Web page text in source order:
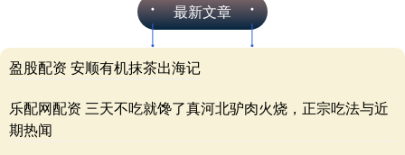
最新文章
盈股配资 安顺有机抹茶出海记
乐配网配资 三天不吃就馋了真河北驴肉火烧，正宗吃法与近
期热闻